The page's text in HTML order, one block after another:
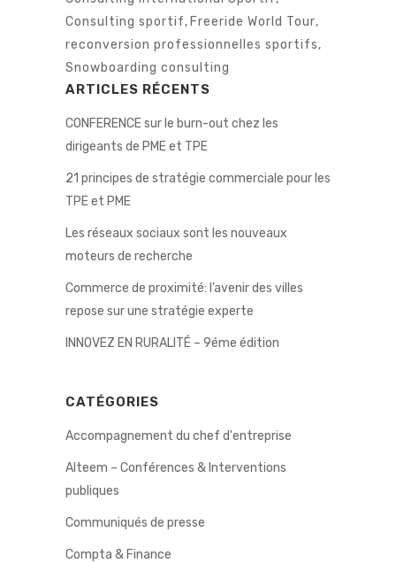
Consulting sportif, Freeride World Tour,
reconversion professionnelles sportifs,
Snowboarding consulting
ARTICLES RÉCENTS
CONFERENCE sur le burn-out chez les
dirigeants de PME et TPE
21 principes de stratégie commerciale pour les
TPE et PME
Les réseaux sociaux sont les nouveaux
moteurs de recherche
Commerce de proximité: l’avenir des villes
repose sur une stratégie experte
INNOVEZ EN RURALITÉ – 9éme édition
CATÉGORIES
Accompagnement du chef d'entreprise
Alteem – Conférences & Interventions
publiques
Communiqués de presse
Compta & Finance